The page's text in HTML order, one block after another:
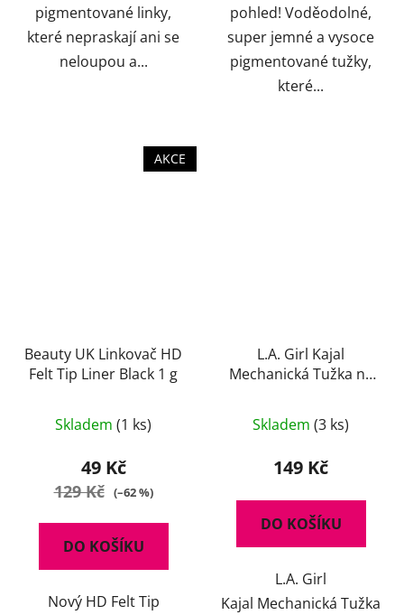
pigmentované linky,
které nepraskají ani se
neloupou a...
pohled! Voděodolné,
super jemné a vysoce
pigmentované tužky,
které...
AKCE
Beauty UK Linkovač HD
Felt Tip Liner Black 1 g
Skladem (1 ks)
49 Kč
129 Kč (–62 %)
DO KOŠÍKU
Nový HD Felt Tip
L.A. Girl Kajal
Mechanická Tužka na
hodnocení
produktu
5,0
z
hvězdiček.
Skladem (3 ks)
149 Kč
DO KOŠÍKU
L.A. Girl
Kajal Mechanická Tužka